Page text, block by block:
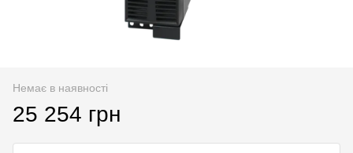
Немає в наявності
25 254 грн